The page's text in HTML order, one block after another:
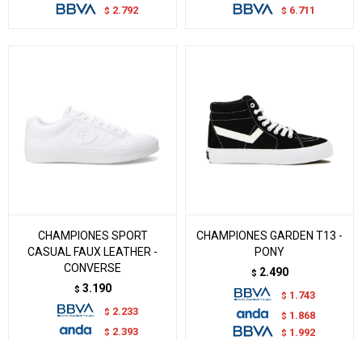
$ 2.792 $ 6.711
CHAMPIONES SPORT
CASUAL FAUX LEATHER -
CONVERSE
$ 3.190
$ 2.233
$ 2.393
CHAMPIONES GARDEN T13 -
PONY
$ 2.490
$ 1.743
$ 1.868
$ 1.992